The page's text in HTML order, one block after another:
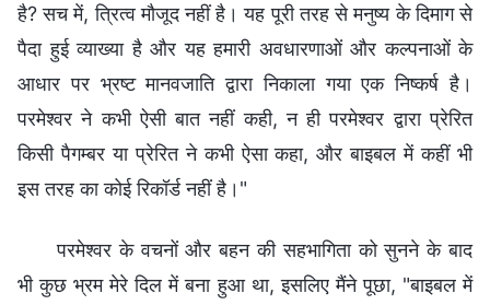
है? सच में, त्रित्व मौजूद नहीं है। यह पूरी तरह से मनुष्य के दिमाग से
पैदा हुई व्याख्या है और यह हमारी अवधारणाओं और कल्पनाओं के
आधार पर भ्रष्ट मानवजाति द्वारा निकाला गया एक निष्कर्ष है।
परमेश्वर ने कभी ऐसी बात नहीं कही, न ही परमेश्वर द्वारा प्रेरित
किसी पैगम्बर या प्रेरित ने कभी ऐसा कहा, और बाइबल में कहीं भी
इस तरह का कोई रिकॉर्ड नहीं है।"
परमेश्वर के वचनों और बहन की सहभागिता को सुनने के बाद
भी कुछ भ्रम मेरे दिल में बना हुआ था, इसलिए मैंने पूछा, "बाइबल में